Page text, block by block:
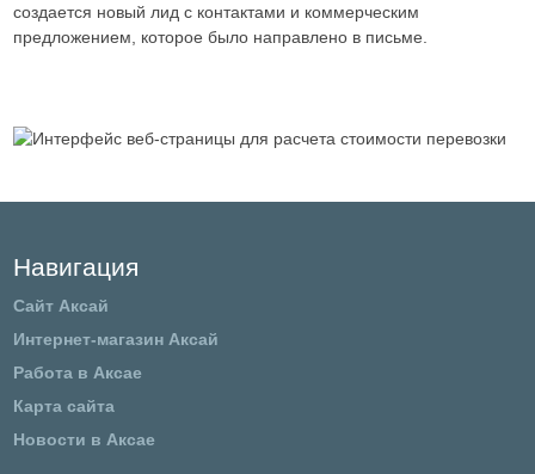
создается новый лид с контактами и коммерческим
предложением, которое было направлено в письме.
Навигация
Сайт Аксай
Интернет-магазин Аксай
Работа в Аксае
Карта сайта
Новости в Аксае